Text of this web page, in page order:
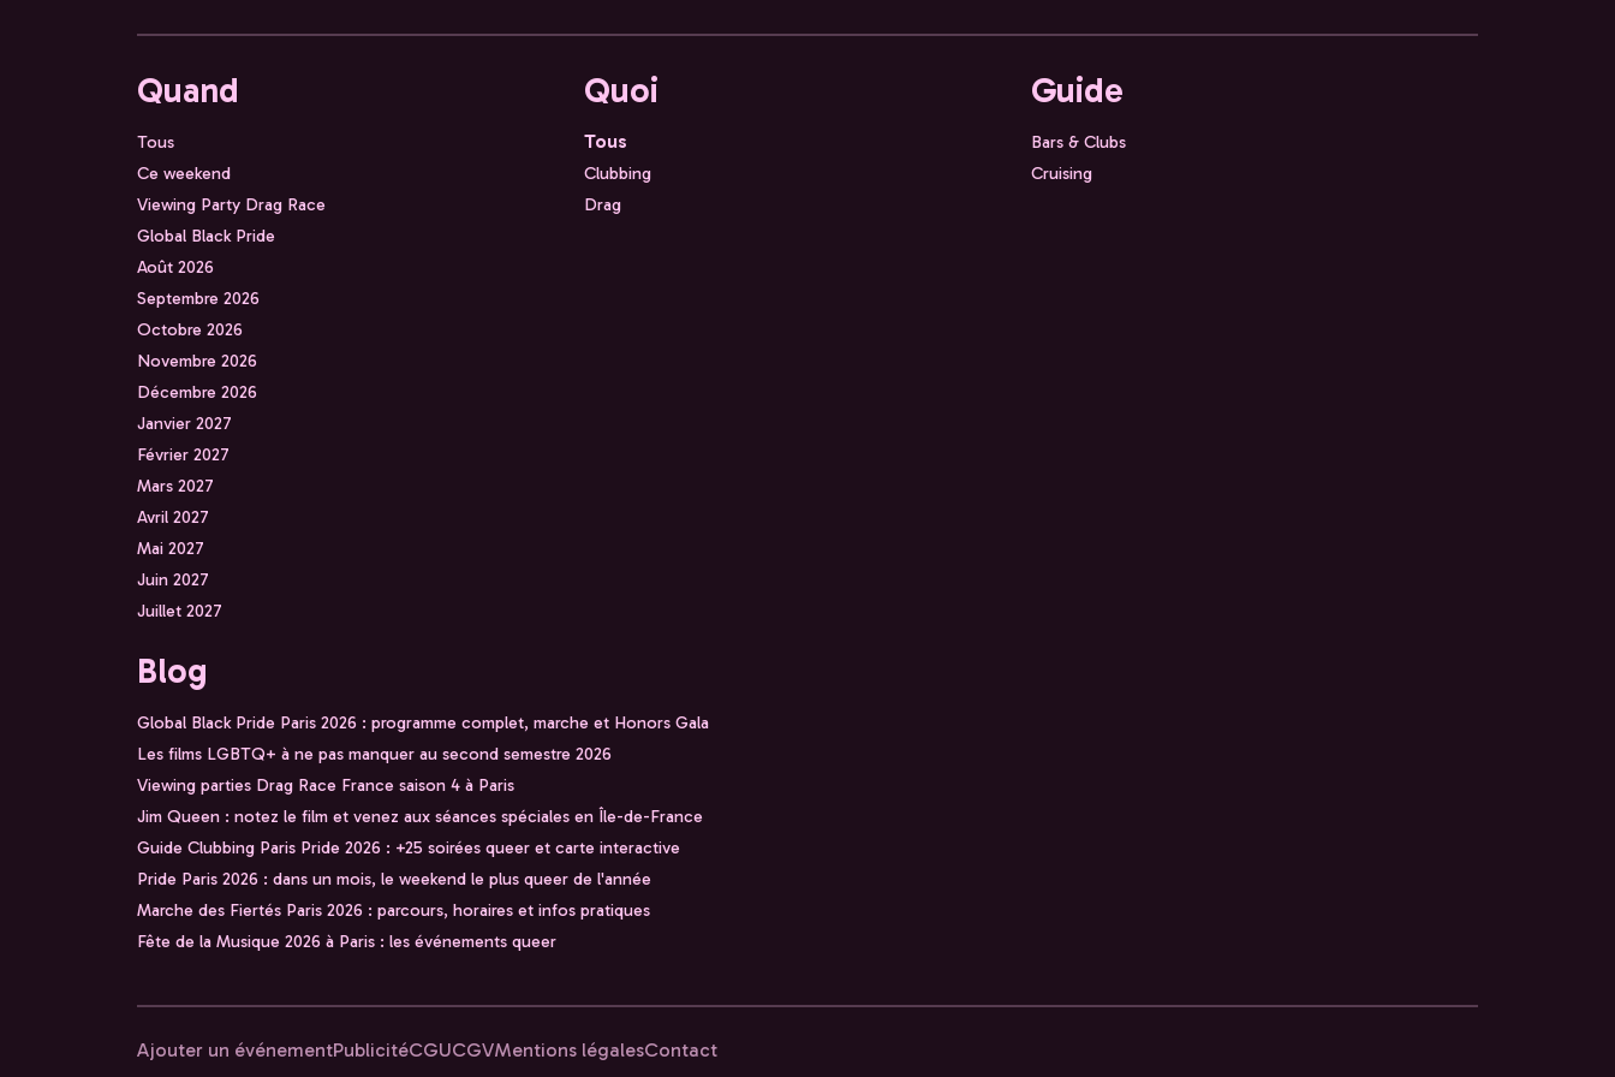
Quand
Tous
Ce weekend
Viewing Party Drag Race
Global Black Pride
Août 2026
Septembre 2026
Octobre 2026
Novembre 2026
Décembre 2026
Janvier 2027
Février 2027
Mars 2027
Avril 2027
Mai 2027
Juin 2027
Juillet 2027
Quoi
Tous
Clubbing
Drag
Guide
Bars & Clubs
Cruising
Blog
Global Black Pride Paris 2026 : programme complet, marche et Honors Gala
Les films LGBTQ+ à ne pas manquer au second semestre 2026
Viewing parties Drag Race France saison 4 à Paris
Jim Queen : notez le film et venez aux séances spéciales en Île-de-France
Guide Clubbing Paris Pride 2026 : +25 soirées queer et carte interactive
Pride Paris 2026 : dans un mois, le weekend le plus queer de l'année
Marche des Fiertés Paris 2026 : parcours, horaires et infos pratiques
Fête de la Musique 2026 à Paris : les événements queer
Ajouter un événementPublicitéCGUCGVMentions légalesContact